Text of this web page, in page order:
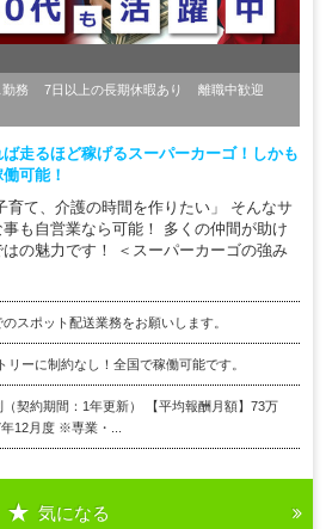
務 7日以上の長期休暇あり
離職中歓迎
走るほど稼げるスーパーカーゴ！しかも
可能！
育て、介護の時間を作りたい」 そんなサ
も自営業なら可能！ 多くの仲間が助け
の魅力です！ ＜スーパーカーゴの強み
スポット配送業務をお願いします。
ーに制約なし！全国で稼働可能です。
契約期間：1年更新） 【平均報酬月額】73万
12月度 ※専業・...
気になる